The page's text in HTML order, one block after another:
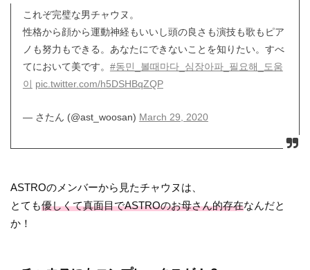
これぞ完璧な男チャウヌ。
性格から顔から運動神経もいいし頭の良さも演技も歌もピア
ノも努力もできる。あなたにできないことを知りたい。すべ
てにおいて美です。 #동민_볼때마다_심장아파_필요해_도움
이 pic.twitter.com/h5DSHBqZQP
— さたん (@ast_woosan) March 29, 2020
ASTROのメンバーから見たチャウヌは、
とても優しくて真面目でASTROのお母さん的存在なんだと
か！